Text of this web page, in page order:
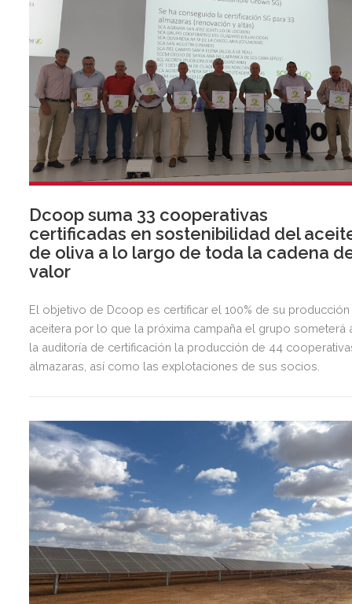
Dcoop suma 33 cooperativas
certificadas en sostenibilidad del
de oliva a lo largo de toda la cadena
valor
El objetivo de Dcoop es certificar el 100% de su producción
aceitera por lo que la próxima campaña el grupo someterá
la auditoría de certificación la producción de 44
almazaras, así como las explotaciones de sus socios.